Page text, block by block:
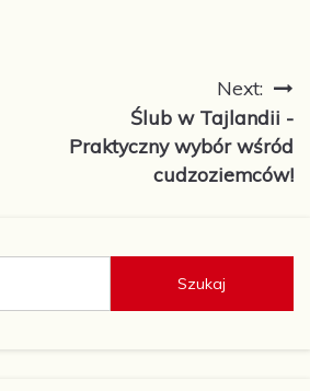
Next:
Ślub w Tajlandii -
Praktyczny wybór wśród
cudzoziemców!
Szukaj